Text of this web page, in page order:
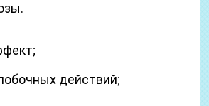
действий;